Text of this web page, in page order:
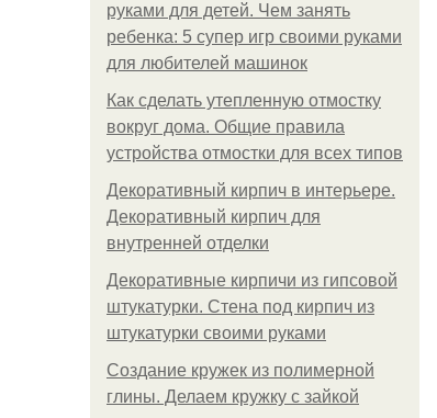
руками для детей. Чем занять
ребенка: 5 супер игр своими руками
для любителей машинок
Как сделать утепленную отмостку
вокруг дома. Общие правила
устройства отмостки для всех типов
Декоративный кирпич в интерьере.
Декоративный кирпич для
внутренней отделки
Декоративные кирпичи из гипсовой
штукатурки. Стена под кирпич из
штукатурки своими руками
Создание кружек из полимерной
глины. Делаем кружку с зайкой